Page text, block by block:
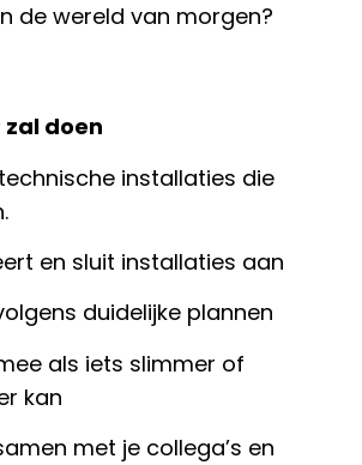
de wereld van morgen?
doen
installaties die
en sluit installaties aan
duidelijke plannen
als iets slimmer of
kan
met je collega’s en